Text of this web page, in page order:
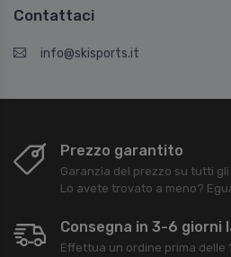
Contattaci
info@skisports.it
Prezzo garantito
Garanzia del prezzo su tutti
Lo avete trovato a meno?
Consegna in 3-6 giorni
Effettua un ordine prima delle